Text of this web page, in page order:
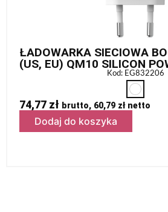
ŁADOWARKA SIECIOWA
(US, EU) QM10 SILICON
Kod: EG832206
74,77 zł brutto, 60,79 złnetto
Dodaj do koszyka